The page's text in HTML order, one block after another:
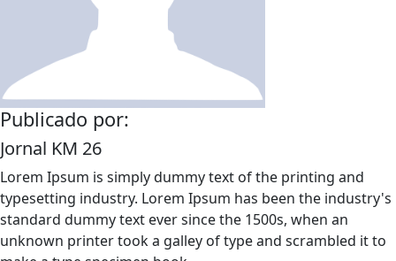
Publicado por:
Jornal KM 26
Lorem Ipsum is simply dummy text of the printing and
typesetting industry. Lorem Ipsum has been the industry's
standard dummy text ever since the 1500s, when an
unknown printer took a galley of type and scrambled it to